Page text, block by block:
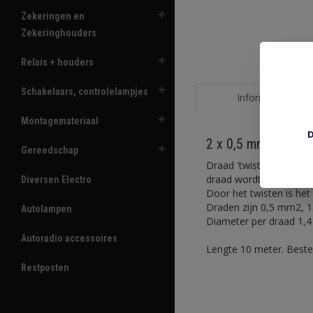
Zekeringen en
Zekeringhouders
Relais + houders
Schakelaars, controlelampjes
Montagemateriaal
Gereedschap
Diversen Electro
Autolampen
Autoradio accessoires
Restposten
Informatie
2 x 0,5 mm2
Draad 'twisted pair',
draad wordt gebruikt
Door het twisten is
Draden zijn 0,5 mm2,
Diameter per draad
Lengte 10 meter.